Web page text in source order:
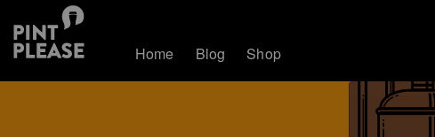
Home Blog Shop